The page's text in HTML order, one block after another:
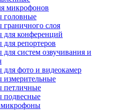
микрофонов
слоя
конференций
репортеров
систем озвучивания и
фото и видеокамер